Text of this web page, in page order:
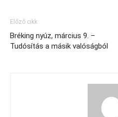
Előző cikk
Bréking nyúz, március 9. –
Tudósítás a másik valóságból